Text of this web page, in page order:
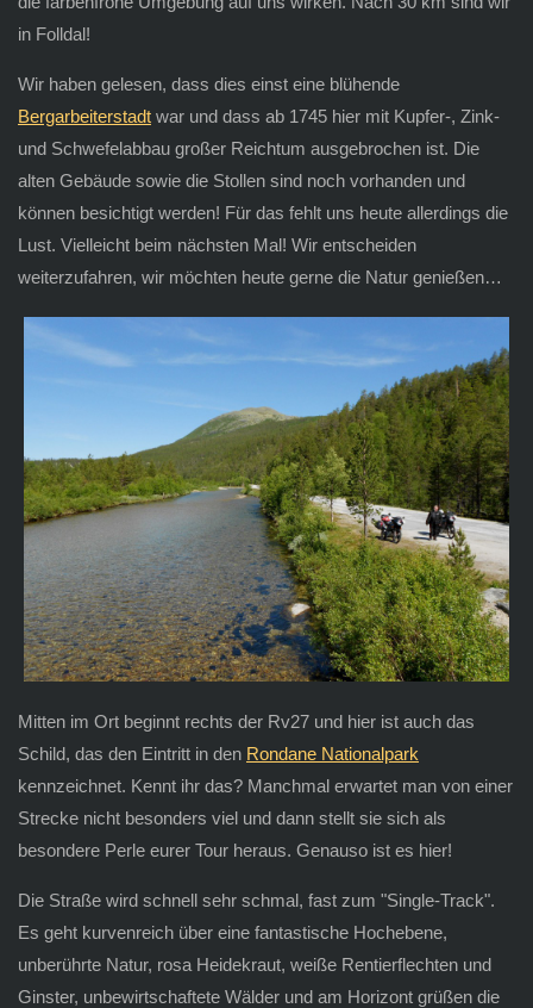
in Folldal!
Wir haben gelesen, dass dies einst eine blühende
Bergarbeiterstadtwar und dass ab 1745 hier mit Kupfer-, Zink-
und Schwefelabbau großer Reichtum ausgebrochen ist. Die
alten Gebäude sowie die Stollen sind noch vorhanden und
können besichtigt werden! Für das fehlt uns heute allerdings die
Lust. Vielleicht beim nächsten Mal! Wir entscheiden
weiterzufahren, wir möchten heute gerne die Natur genießen…
Mitten im Ort beginnt rechts der Rv27 und hier ist auch das
Schild, das den Eintritt in den Rondane Nationalpark
kennzeichnet. Kennt ihr das? Manchmal erwartet man von einer
Strecke nicht besonders viel und dann stellt sie sich als
besondere Perle eurer Tour heraus. Genauso ist es hier!
Die Straße wird schnell sehr schmal, fast zum "Single-Track".
Es geht kurvenreich über eine fantastische Hochebene,
unberührte Natur, rosa Heidekraut, weiße Rentierflechten und
Ginster, unbewirtschaftete Wälder und am Horizont grüßen die